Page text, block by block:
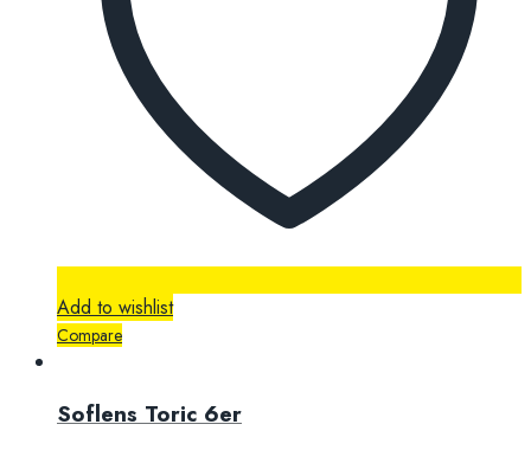
Add to wishlist
Compare
Soflens Toric 6er